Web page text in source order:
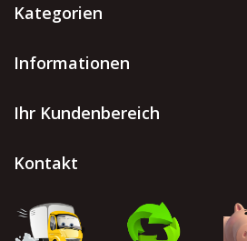
Kategorien
Informationen
Ihr Kundenbereich
Kontakt